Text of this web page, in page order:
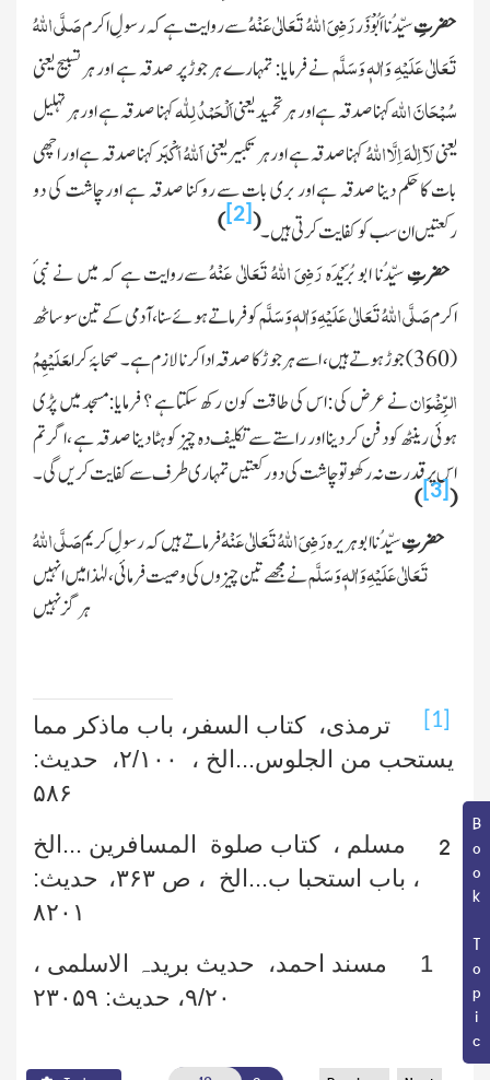
Book Topic
حضرتِسیِّدُنا اَبُوْذَررَضِیَاللّٰہُتَعَالٰی عَنْہُسے روایت ہے کہ رسولِ اکرمصَلَّی اللّٰہُ
تَعَالٰی عَلَیْہِ وَاٰلہٖ وَسَلَّمنے فرمایا: تمہارے ہر جوڑپر صدقہ ہے اور ہر تسبیح یعنی
سُبْحَانَ اللّٰہکہناصدقہ ہے اور ہر تحمید یعنیاَلْحَمْدُ لِلّٰہکہنا صدقہ ہے اور ہر تہلیل
یعنیلَآ اِلٰہَ اِلَّا اللّٰہُکہناصدقہ ہے اور ہر تکبیریعنیاَللّٰہُ اَکْبَرکہنا صدقہ ہے اور اچھی
بات کا حکم دینا صدقہ ہے اور بری بات سے روکنا صدقہ ہے اور چاشت کی دو
رکعتیں ان سب کو کفایت کرتی ہیں۔(
[2]
)
حضرتِسیِّدُنا ابو بُرَیْدَہرَضِیَاللّٰہُتَعَالٰی عَنْہُسے روایت ہے کہ میں نے نبیٔ
اکرمصَلَّی اللّٰہُ تَعَالٰی عَلَیْہِ وَاٰلہٖ وَسَلَّمکو فرماتے ہوئے سنا،آدمی کے تین سو ساٹھ
(360) جوڑ ہوتے ہیں، اسے ہر جو ڑ کا صدقہ ادا کرنا لازم ہے ۔ صحابۂ کرام
عَلَیْہِمُ
الرِّضْوَاننے عرض کی:اس کی طاقت کون رکھ سکتا ہے ؟ فرمایا:مسجد میں پڑی
ہوئی رینٹھ کودفن کر دینا اور راستے سے تکلیف دہ چیز کو ہٹا دینا صدقہ ہے ،اگر تم
اس پر قدرت نہ رکھو تو چاشت کی دو رکعتیں تمہاری طر ف سے کفایت کریں گی ۔
(
[3]
)
حضرتِسیِّدُنا ابوہریرہرَضِیَاللّٰہُتَعَالٰی عَنْہُفرماتے ہیں کہ رسولِ کریمصَلَّی اللّٰہُ
تَعَالٰی عَلَیْہِ وَاٰلہٖ وَسَلَّمنے مجھے تین چیزوں کی وصیت فرمائی ، لہٰذامیں انہیں
ہرگز نہیں
ترمذی، کتاب السفر، باب ماذکر مما
یستحب من الجلوس...الخ ،
۲/۱۰۰، حدیث:
۵۸۶
2 مسلم ، کتاب صلوة المسافرین ...الخ
، باب استحبا ب...الخ ، ص ۳۶۳،
حدیث:
۸۲۰۱
1
مسند احمد، حدیث بریدہ الاسلمی ،
۹/۲۰، حدیث: ۲۳۰۵۹